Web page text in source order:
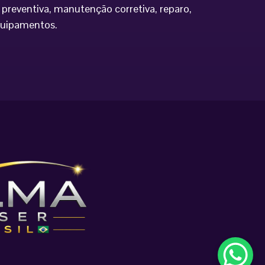
manutenção corretiva, reparo,